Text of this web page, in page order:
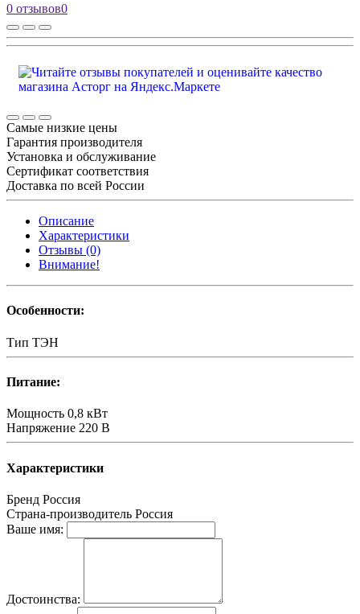
0 отзывов0
Самые низкие цены
Гарантия производителя
Установка и обслуживание
Сертификат соответствия
Доставка по всей России
Описание
Характеристики
Отзывы (0)
Внимание!
Особенности:
Тип ТЭН
Питание:
Мощность 0,8 кВт
Напряжение 220 В
Характеристики
Бренд Россия
Страна-производитель Россия
Ваше имя:
Достоинства: